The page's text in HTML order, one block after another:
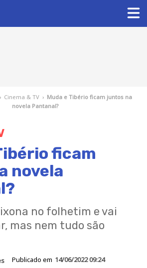
› Cinema & TV › Muda e Tibério ficam juntos na
novela Pantanal?
ficam
novela
no folhetim e vai
mas nem tudo são
Publicado em 14/06/2022 09:24